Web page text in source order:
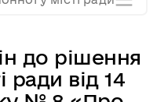
до рішення
ради від 14